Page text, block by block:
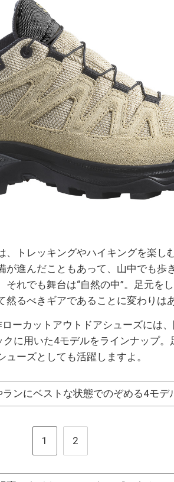
、トレッキングやハイキングを楽し
が進んだこともあって、山中でも歩
それでも舞台は“自然の中”。足元を
るべきギアであることに変わりは
ーカットアウトドアシューズには、
クに用いた4モデルをラインナップ
ーズとしても活躍しますよ。
ランにベストな状態でのぞめる4モデ
1 2